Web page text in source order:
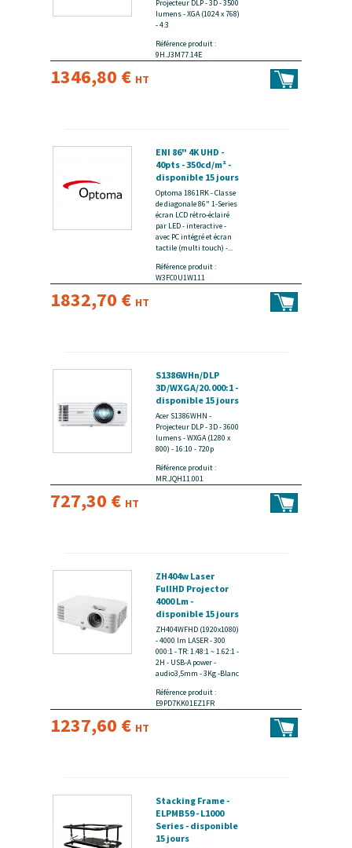
Projecteur DLP - 3D - 3500
lumens - XGA (1024 x 768)
- 4:3
Référence produit :
9H.J3M77.14E
1346,80 € HT
ENI 86" 4K UHD -
40pts - 350cd/m² -
disponible 15 jours
Optoma 1861RK - Classe
de diagonale 86" 1-Series
écran LCD rétro-éclairé
par LED - interactive -
avec PC intégré et écran
tactile (multi touch) -...
Référence produit :
W3FC0U1W111
1832,70 € HT
S1386WHn/DLP
3D/WXGA/20.000:1 -
disponible 15 jours
Acer S1386WHN -
Projecteur DLP - 3D - 3600
lumens - WXGA (1280 x
800) - 16:10 - 720p
Référence produit :
MR.JQH11.001
727,30 € HT
ZH404w Laser
FullHD Projector
4000 Lm -
disponible 15 jours
ZH404WFHD (1920x1080)
- 4000 lm LASER - 300
000:1 - TR: 1.48:1 ~ 1.62:1 -
2H - USB-A power -
audio3,5mm - 3Kg -Blanc
Référence produit :
E9PD7KK01EZ1FR
1237,60 € HT
Stacking Frame -
ELPMB59 - L1000
Series - disponible
15 jours